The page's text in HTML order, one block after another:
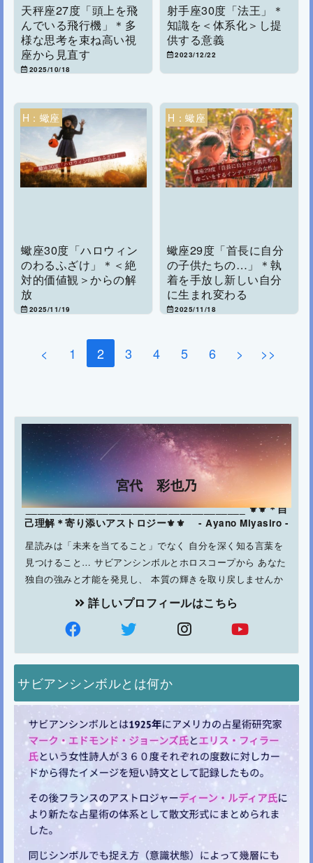
天秤座27度「頭上を飛
んでいる飛行機」＊多
様な思考を束ね高い視
座から見直す
2025/10/18
射手座30度「法王」＊
知識を＜体系化＞し提
供する意義
2023/12/22
H：蠍座
蠍座30度「ハロウィン
のわるふざけ」＊＜絶
対的価値観＞からの解
放
2025/11/19
H：蠍座
蠍座29度「首長に自分
の子供たちの…」＊執
着を手放し新しい自分
に生まれ変わる
2025/11/18
< 1 2 3 4 5 6 > >>
宮代 彩也乃
_____________________________________ ⚜⚜＊自
己理解＊寄り添いアストロジー⚜⚜ - Ayano Miyasiro -
星読みは「未来を当てること」でなく 自分を深く知る言葉を
見つけること… サビアンシンボルとホロスコープから あなた
独自の強みと才能を発見し、 本質の輝きを取り戻しませんか
詳しいプロフィールはこちら
サビアンシンボルとは何か